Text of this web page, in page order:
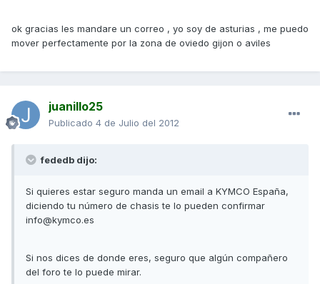
ok gracias les mandare un correo , yo soy de asturias , me puedo
mover perfectamente por la zona de oviedo gijon o aviles
juanillo25
Publicado 4 de Julio del 2012
fededb dijo:
Si quieres estar seguro manda un email a KYMCO España,
diciendo tu número de chasis te lo pueden confirmar
info@kymco.es
Si nos dices de donde eres, seguro que algún compañero
del foro te lo puede mirar.